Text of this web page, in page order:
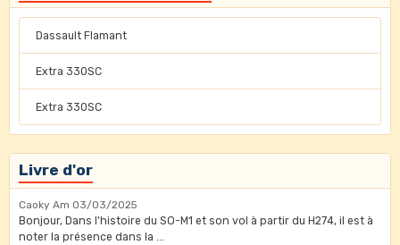
Dassault Flamant
Extra 330SC
Extra 330SC
Livre d'or
Caoky Am 03/03/2025
Bonjour, Dans l'histoire du SO-M1 et son vol à partir du H274, il est à
noter la présence dans la ...